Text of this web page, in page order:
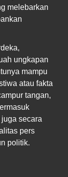
melebarkan
ungkapan
mampu
atau fakta
tangan,
secara
pers
politik.